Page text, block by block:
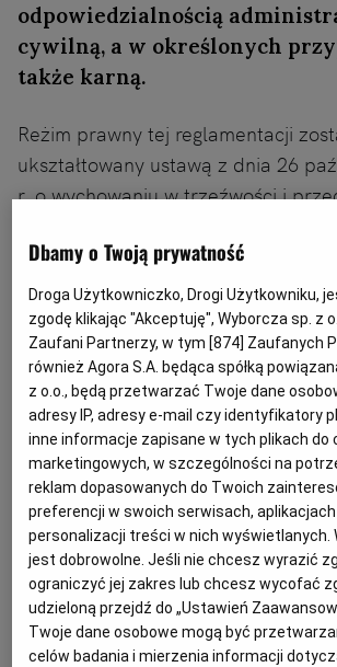
odpowiedzialnością
cywilną, a w określonych
także karną.
Reżim prawny tej reglamentacji
ukształtowany ustawą z dnia 26
r. o wychowaniu w trzeźwości i
normatywny o charakterze
zakresie przeciwdziałania
alkoholu oraz reglamentacji rynku
Kto wydaje zezwolenie na
alkoholu
Przedsiębiorcy mogą ubiegać się o
prowadzenie obrotu (detalicznego
napojami alkoholowymi, przy
do ich wydania została rozdzielona
szczeble administracji publicznej, w
rodzaju alkoholu oraz charakteru
Dbamy o Twoją prywatność
Droga Użytkowniczko, Drogi Użytkowniku,
zgodę klikając "Akceptuję", Wyborcza sp. z
Zaufani Partnerzy, w tym [874] Zaufanych
również Agora S.A. będąca spółką
z o.o., będą przetwarzać Twoje dane
adresy IP, adresy e-mail czy identyfikatory
inne informacje zapisane w tych plikach do
marketingowych, w szczególności na
reklam dopasowanych do Twoich
preferencji w swoich serwisach,
personalizacji treści w nich wyświetlanych.
jest dobrowolne. Jeśli nie chcesz wyrazić
ograniczyć jej zakres lub chcesz wycofać
udzieloną przejdź do „Ustawień
Twoje dane osobowe mogą być
celów badania i mierzenia informacji